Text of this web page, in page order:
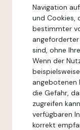
Navigation
und Cookies,
bestimmter
sind, ohne
Wenn der
angebotenen
die Gefahr,
zugreifen
verfügbaren
korrekt